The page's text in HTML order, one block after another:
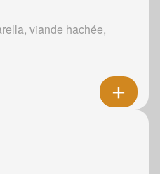
viande hachée,